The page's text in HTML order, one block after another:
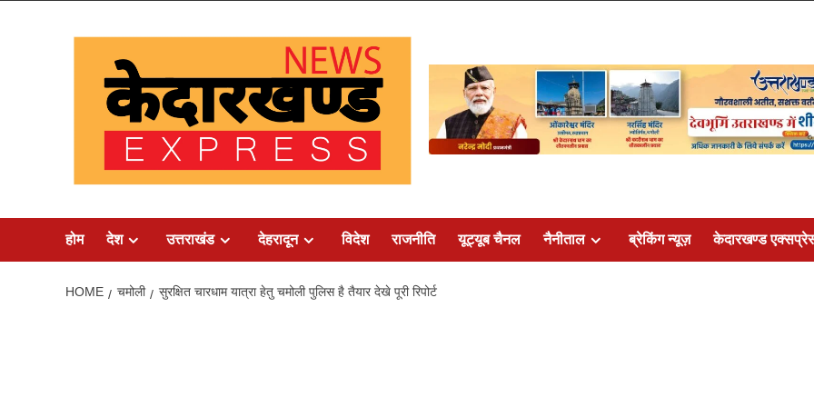
होम देश उत्तराखंड देहरादून विदेश राजनीति यूट्यूब चैनल नैनीताल ब्रेकिंग न्यूज़ केदारखण्ड
HOME चमोली सुरक्षित चारधाम यात्रा हेतु चमोली पुलिस है तैयार देखे पूरी रिपोर्ट